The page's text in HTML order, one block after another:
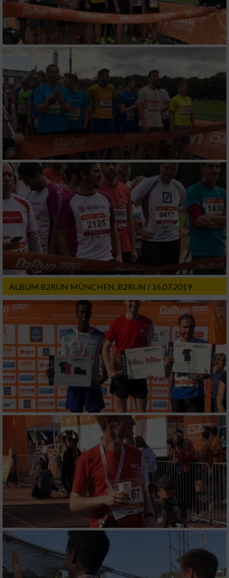
ALBUM B2RUN MÜNCHEN, B2RUN / 16.07.2019